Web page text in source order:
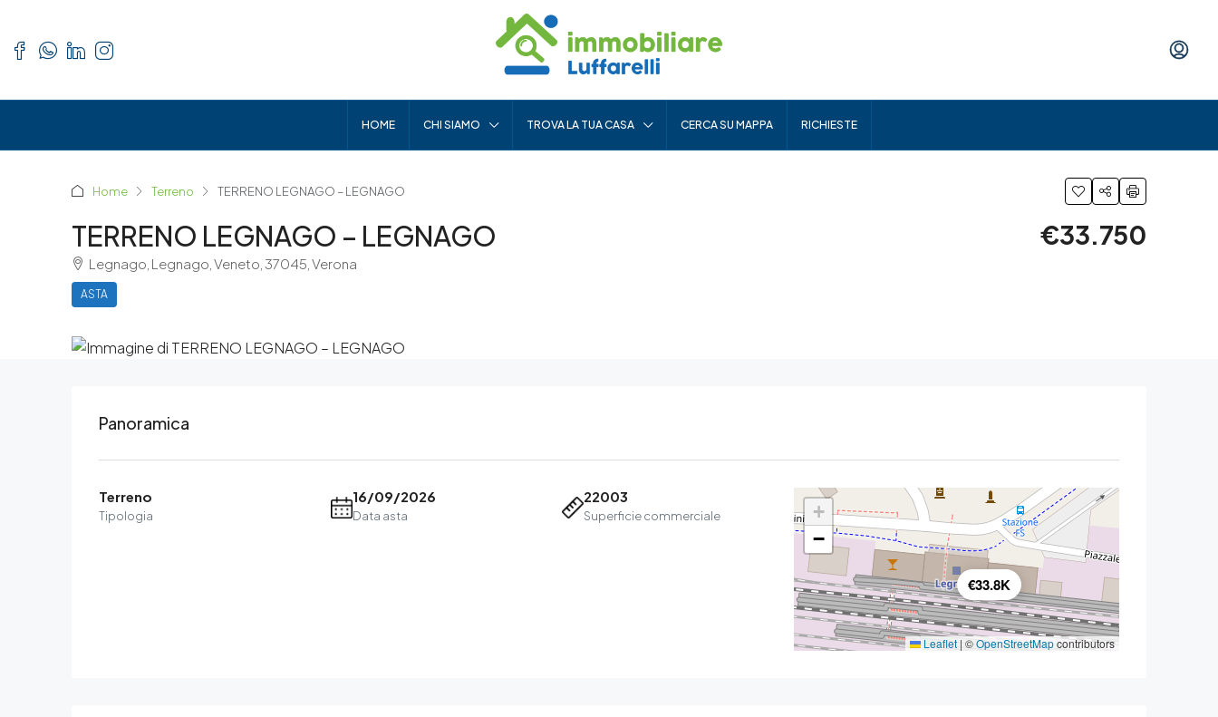
HOME CHI SIAMO TROVA LA TUA CASA CERCA SU MAPPA RICHIESTE
Home Terreno TERRENO LEGNAGO – LEGNAGO
TERRENO LEGNAGO – LEGNAGO
Legnago, Legnago, Veneto, 37045, Verona
ASTA
€33.750
Panoramica
Terreno
Tipologia
16/09/2026
Data asta
22003
Superficie commerciale
€33.8K
+
−
Leaflet | ©OpenStreetMapcontributors